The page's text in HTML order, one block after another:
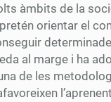
àmbits de la
orientar el
al marge i ha
de les